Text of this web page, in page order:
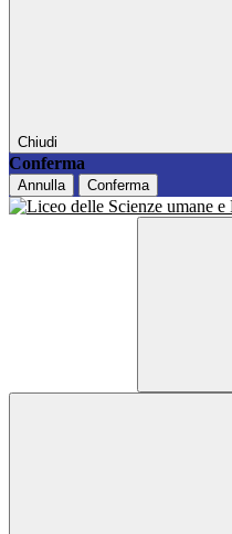
Chiudi
Conferma
Annulla Conferma